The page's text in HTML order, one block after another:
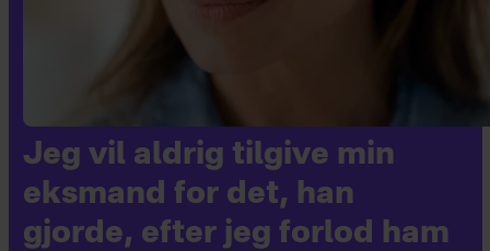
Jeg vil aldrig tilgive min
eksmand for det, han
gjorde, efter jeg forlod ham